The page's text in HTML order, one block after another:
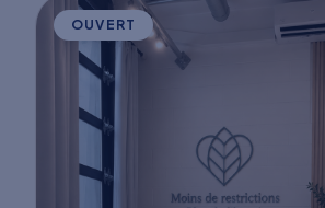
OUVERT